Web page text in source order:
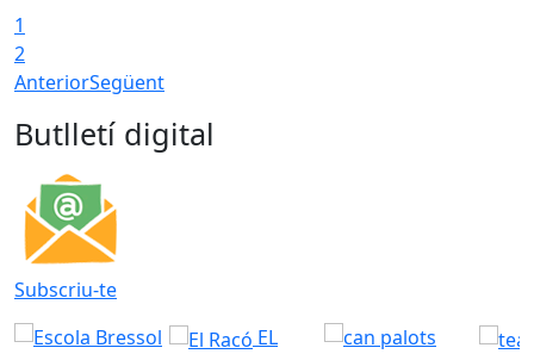
1
2
AnteriorSegüent
Butlletí digital
Subscriu-te
EL